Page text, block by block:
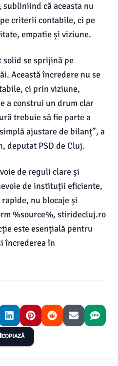
că aceasta nu
criterii contabile, ci pe
empatie și viziune.
solid se sprijină pe
Această încredere nu se
ci prin viziune,
a construi un drum clar
trebuie să fie parte a
ajustare de bilanț”, a
deputat PSD de Cluj.
de reguli clare și
de instituții eficiente,
nu blocaje și
%source%, stiridecluj.ro
este esențială pentru
încrederea în
COPIAZĂ